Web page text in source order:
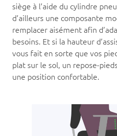
siège à l’aide du cylindre
d’ailleurs une composante
remplacer aisément afin
besoins. Et si la hauteur
vous fait en sorte que vos
plat sur le sol, un repose-
une position confortable.